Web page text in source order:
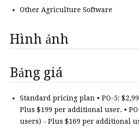
Other Agriculture Software
Hình ảnh
Bảng giá
Standard pricing plan • PO-5:
Plus $199 per additional user. •
users) - Plus $169 per additional